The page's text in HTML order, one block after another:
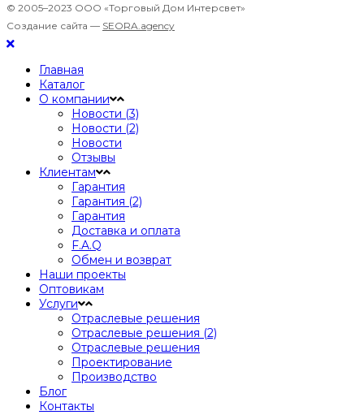
© 2005–2023 ООО «Торговый Дом Интерсвет»
Создание сайта — SEORA.agency
Главная
Каталог
О компании
Новости (3)
Новости (2)
Новости
Отзывы
Клиентам
Гарантия
Гарантия (2)
Гарантия
Доставка и оплата
F.A.Q
Обмен и возврат
Наши проекты
Оптовикам
Услуги
Отраслевые решения
Отраслевые решения (2)
Отраслевые решения
Проектирование
Производство
Блог
Контакты